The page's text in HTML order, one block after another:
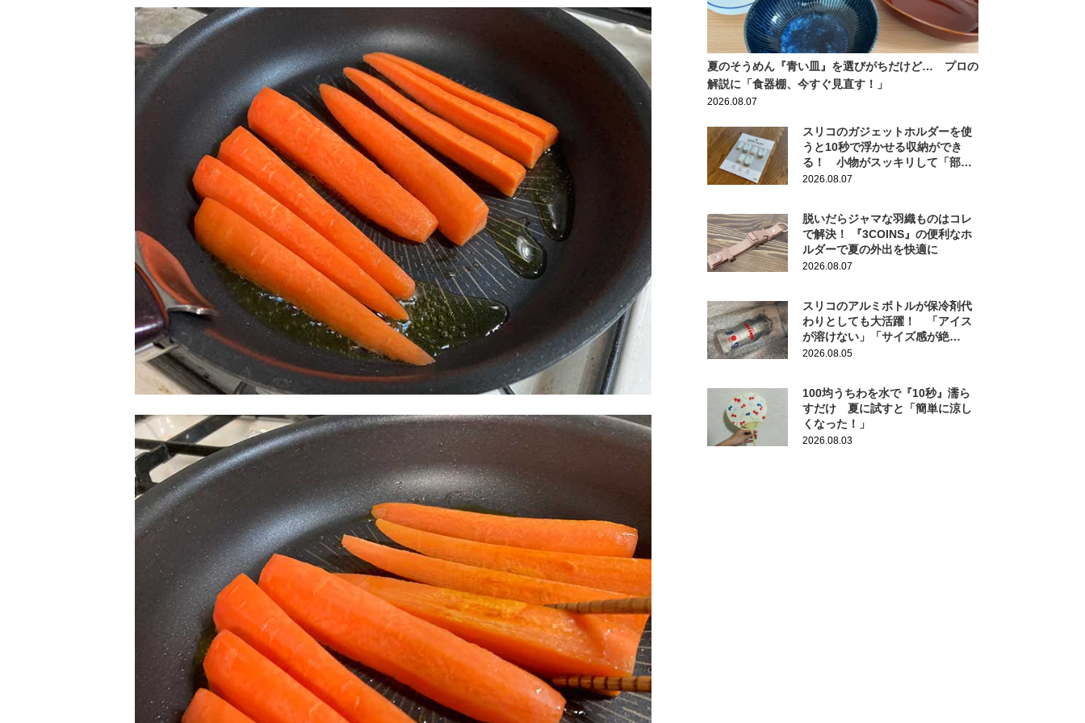
夏のそうめん『青い皿』を選びがちだけど… プロの
解説に「食器棚、今すぐ見直す！」
2026.08.07
スリコのガジェットホルダーを使
うと10秒で浮かせる収納ができ
る！ 小物がスッキリして「部屋
の整理ができた！」
2026.08.07
脱いだらジャマな羽織ものはコレ
で解決！ 『3COINS』の便利なホ
ルダーで夏の外出を快適に
2026.08.07
スリコのアルミボトルが保冷剤代
わりとしても大活躍！ 「アイス
が溶けない」「サイズ感が絶
妙！」
2026.08.05
100均うちわを水で『10秒』濡ら
すだけ 夏に試すと「簡単に涼し
くなった！」
2026.08.03